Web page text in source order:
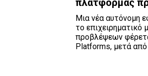
πλατφόρμας
Μια νέα αυτόνομη
το
προβλέψεων
Platforms, μετά